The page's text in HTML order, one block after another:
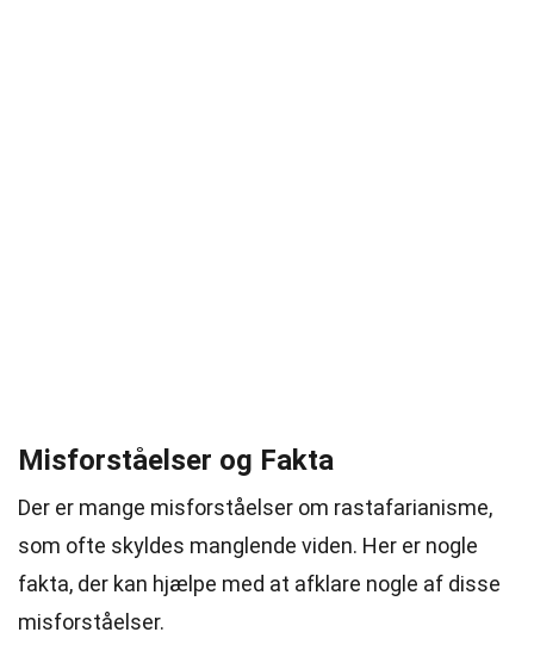
Misforståelser og Fakta
Der er mange misforståelser om rastafarianisme,
som ofte skyldes manglende viden. Her er nogle
fakta, der kan hjælpe med at afklare nogle af disse
misforståelser.